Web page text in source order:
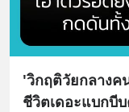
'วิกฤติวัยกลางค
ชีวิตเดอะแบกบี